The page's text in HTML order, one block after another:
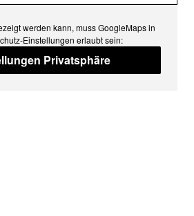
werden kann, muss GoogleMaps in
Einstellungen erlaubt sein:
Privatsphäre